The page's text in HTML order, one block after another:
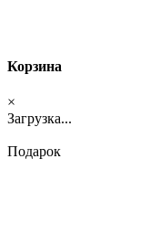
Корзина
×
Загрузка...
Подарок